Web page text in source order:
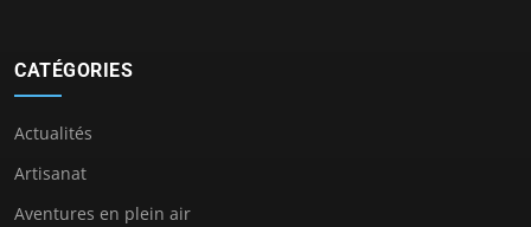
CATÉGORIES
Actualités
Artisanat
Aventures en plein air